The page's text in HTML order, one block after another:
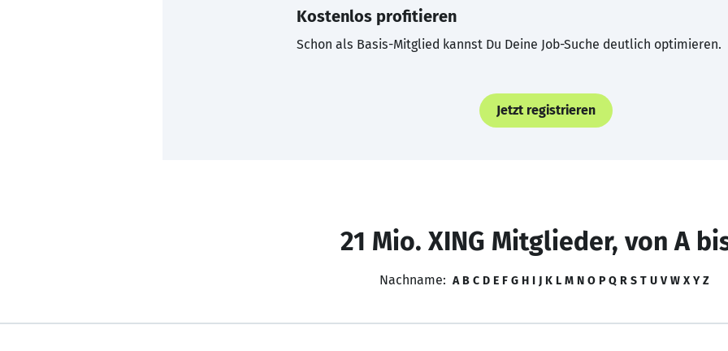
Kostenlos profitieren
Schon als Basis-Mitglied kannst Du Deine Job-Suche deutlich optimieren.
Jetzt registrieren
21 Mio. XING Mitglieder, von A
Nachname: A B C D E F G H I J K L M N O P Q R S T U V W X Y Z